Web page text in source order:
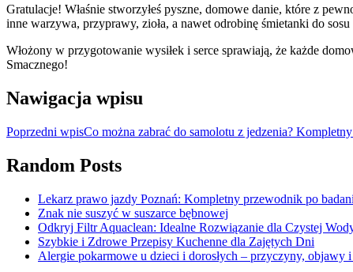
Gratulacje! Właśnie stworzyłeś pyszne, domowe danie, które z
inne warzywa, przyprawy, zioła, a nawet odrobinę śmietanki do
Włożony w przygotowanie wysiłek i serce sprawiają, że każde
Smacznego!
Nawigacja wpisu
Poprzedni wpisCo można zabrać do samolotu z jedzenia?
Random Posts
Lekarz prawo jazdy Poznań: Kompletny przewodnik po
Znak nie suszyć w suszarce bębnowej
Odkryj Filtr Aquaclean: Idealne Rozwiązanie dla Czystej
Szybkie i Zdrowe Przepisy Kuchenne dla Zajętych Dni
Alergie pokarmowe u dzieci i dorosłych – przyczyny, objawy i